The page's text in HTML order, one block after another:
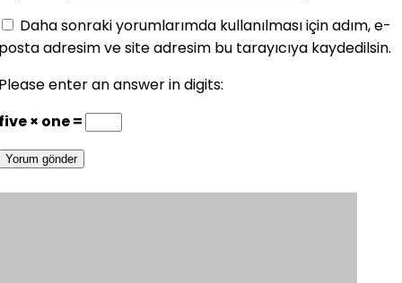
Daha sonraki yorumlarımda kullanılması için adım, e-
adresim ve site adresim bu tarayıcıya kaydedilsin.
enter an answer in digits:
× one =